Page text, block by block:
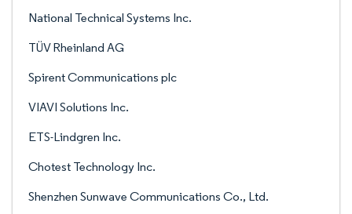
National Technical Systems Inc.
TÜV Rheinland AG
Spirent Communications plc
VIAVI Solutions Inc.
ETS-Lindgren Inc.
Chotest Technology Inc.
Shenzhen Sunwave Communications Co., Ltd.